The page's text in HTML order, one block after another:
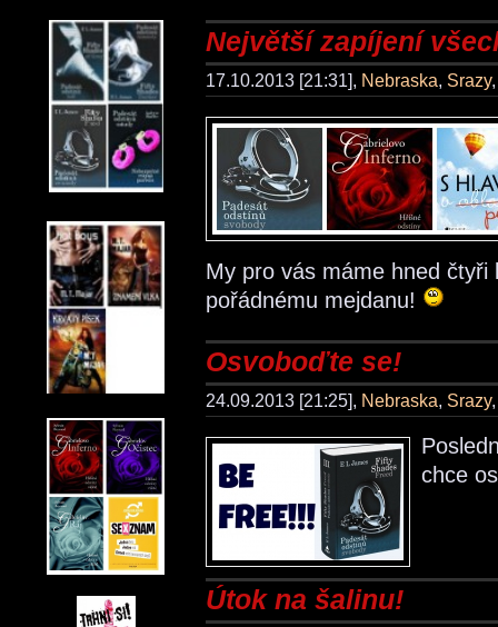
Největší zapíjení
17.10.2013 [21:31], Nebraska, Srazy
My pro vás máme hned
pořádnému mejdanu!
Osvoboďte se!
24.09.2013 [21:25], Nebraska, Srazy
chce
Útok na šalinu!